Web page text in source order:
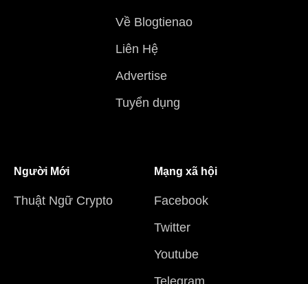
Về Blogtienao
Liên Hệ
Advertise
Tuyển dụng
Người Mới
Thuật Ngữ Crypto
Mạng xã hội
Facebook
Twitter
Youtube